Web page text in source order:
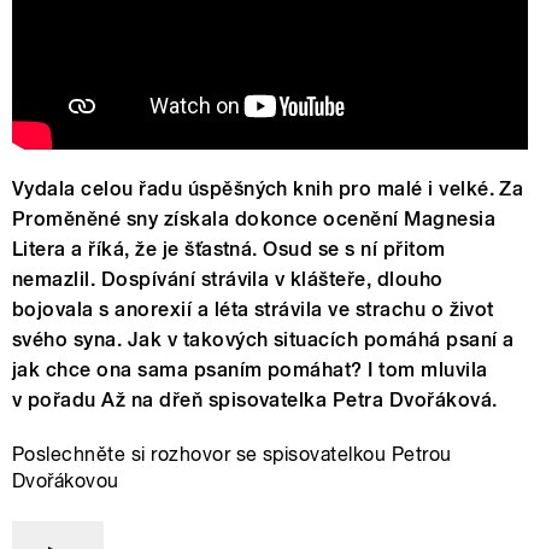
Vydala celou řadu úspěšných knih pro malé i velké. Za
Proměněné sny získala dokonce ocenění Magnesia
Litera a říká, že je šťastná. Osud se s ní přitom
nemazlil. Dospívání strávila v klášteře, dlouho
bojovala s anorexií a léta strávila ve strachu o život
svého syna. Jak v takových situacích pomáhá psaní a
jak chce ona sama psaním pomáhat? I tom mluvila
v pořadu Až na dřeň spisovatelka Petra Dvořáková.
Poslechněte si rozhovor se spisovatelkou Petrou
Dvořákovou